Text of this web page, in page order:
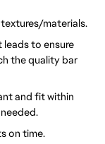
materials.
leads to ensure
the quality bar
and fit within
on time.